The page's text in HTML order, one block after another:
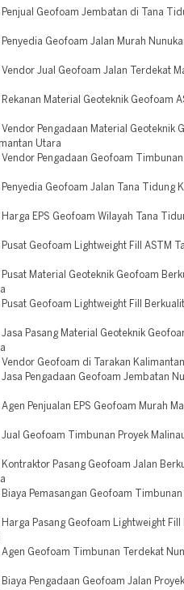
Geofoam Jembatan di Tana
Geofoam Jalan Murah
Jual Geofoam Jalan Terdekat
Material Geoteknik Geofoam
Pengadaan Material Geoteknik
Utara
Pengadaan Geofoam
Geofoam Jalan Tana Tidung
EPS Geofoam Wilayah Tana
Geofoam Lightweight Fill ASTM
Material Geoteknik Geofoam
Geofoam Lightweight Fill
Pasang Material Geoteknik
Geofoam di Tarakan
Pengadaan Geofoam Jembatan
Penjualan EPS Geofoam Murah
Geofoam Timbunan Proyek
Pasang Geofoam Jalan
Pemasangan Geofoam Timbunan
Pasang Geofoam Lightweight Fill
Geofoam Timbunan Terdekat
Pengadaan Geofoam Jalan